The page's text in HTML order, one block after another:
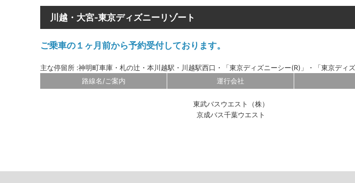
川越・大宮-東京ディズニーリゾート
ご乗車の１ヶ月前から予約受付しております。
主な停留所 :神明町車庫・札の辻・本川越駅・川越駅西口・「東京ディズニーシー(R)」・「東京ディズ
路線名/ご案内
運行会社
東武バスウエスト（株）
京成バス千葉ウエスト